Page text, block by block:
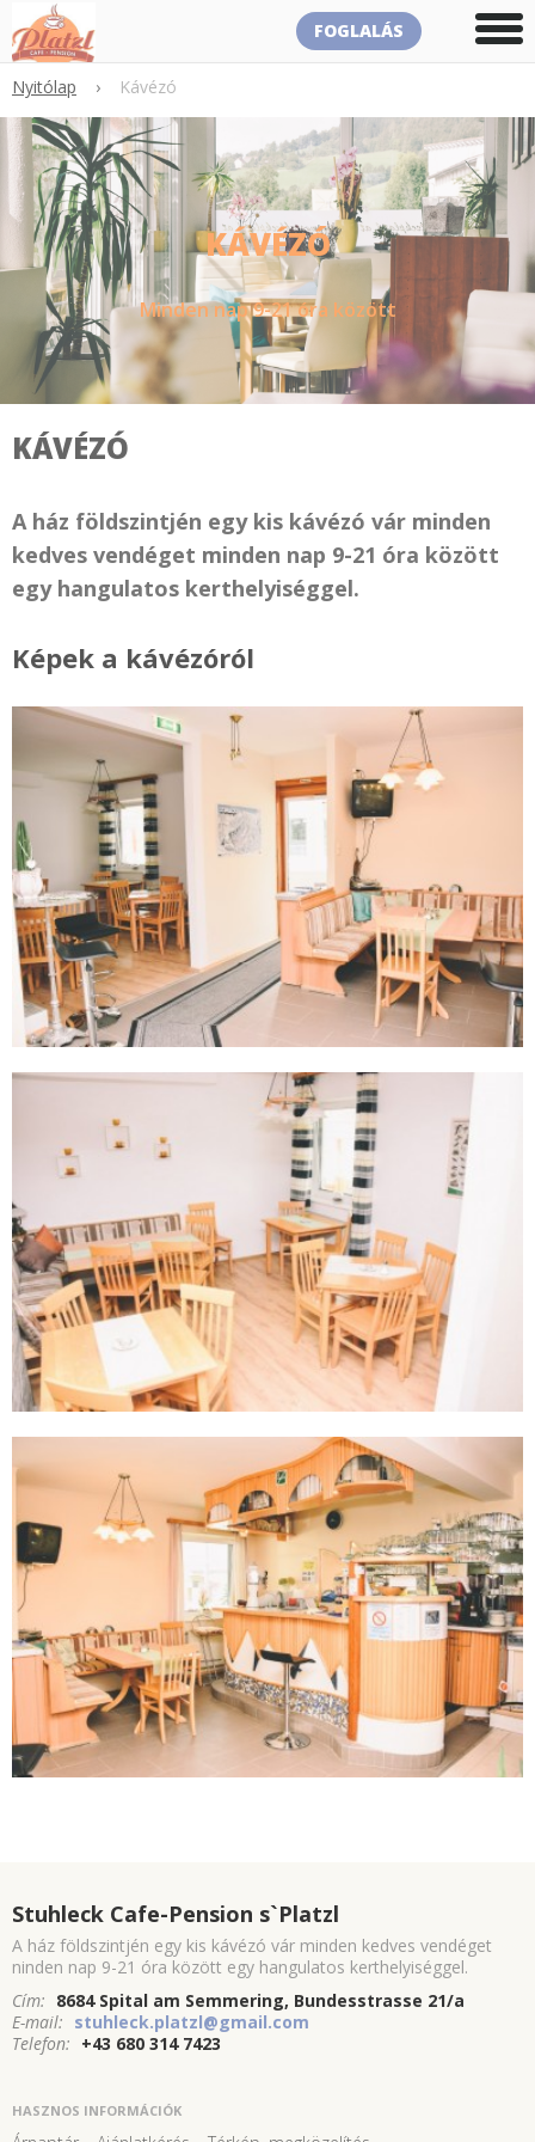
FOGLALÁS
Nyitólap › Kávézó
KÁVÉZÓ
Minden nap 9-21 óra között
KÁVÉZÓ
A ház földszintjén egy kis kávézó vár minden
kedves vendéget minden nap 9-21 óra között
egy hangulatos kerthelyiséggel.
Képek a kávézóról
Stuhleck Cafe-Pension s`Platzl
A ház földszintjén egy kis kávézó vár minden kedves vendéget
ninden nap 9-21 óra között egy hangulatos kerthelyiséggel.
Cím: 8684 Spital am Semmering, Bundesstrasse 21/a
E-mail: stuhleck.platzl@gmail.com
Telefon: +43 680 314 7423
HASZNOS INFORMÁCIÓK